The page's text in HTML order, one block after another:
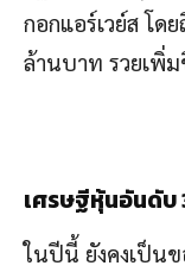
กอกแอร์เวย์ส โด
ล้านบาท รวยเพิ่
เศรษฐีหุ้นอันดับ
ในปีนี้ ยังคงเป็นข